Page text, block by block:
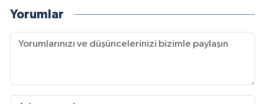
Yorumlar